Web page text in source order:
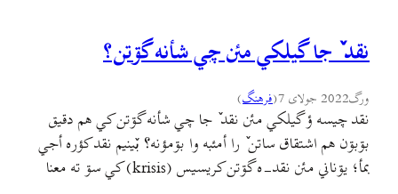
نقد ٚ جا گيلکي مئن چي شأنه گۊتن؟
ورگ2022 جولای 7 (فرهنگ)
نقد چيسه ؤ گيلکي مئن نقد ٚ جا چي شأنه گۊتن کي هم دقيق
بۊبۊن هم اشتقاق ساتن ٚ را أمئبه وا بۊمؤنه؟ بٚينيم نقد کؤره أجي
بمأ؛ يۊناني مئن نقد-ه گۊتن کریسیس (krisis) کي سۊ ته معنا